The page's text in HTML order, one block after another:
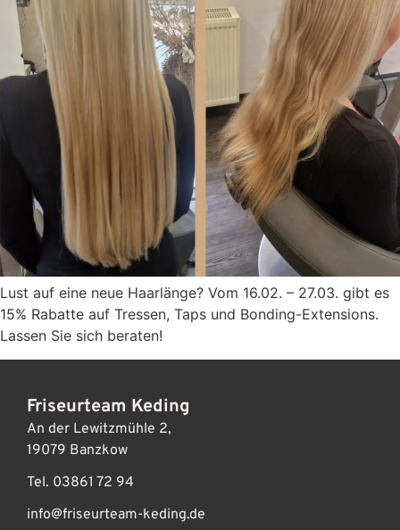
Lust auf eine neue Haarlänge? Vom 16.02. – 27.03. gibt es
15% Rabatte auf Tressen, Taps und Bonding-Extensions.
Lassen Sie sich beraten!
Friseurteam Keding
An der Lewitzmühle 2,
19079 Banzkow
Tel. 03861 72 94
info@friseurteam-keding.de